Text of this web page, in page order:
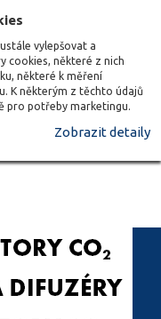
vylepšovat a
cookies, některé z nich
některé k měření
K některým z těchto údajů
pro potřeby marketingu.
Zobrazit detaily